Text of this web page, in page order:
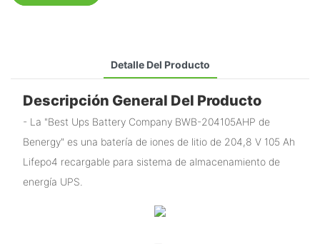
Detalle Del Producto
Descripción General Del Producto
- La "Best Ups Battery Company BWB-204105AHP de
Benergy" es una batería de iones de litio de 204,8 V 105 Ah
Lifepo4 recargable para sistema de almacenamiento de
energía UPS.